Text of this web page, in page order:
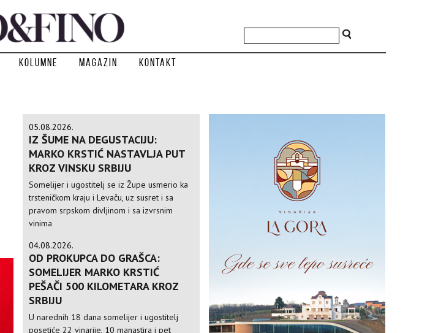
Kolumne Magazin Kontakt
05.08.2026.
IZ ŠUME NA DEGUSTACIJU:
MARKO KRSTIĆ NASTAVLJA PUT
KROZ VINSKU SRBIJU
Somelijer i ugostitelj se iz Župe usmerio ka
trsteničkom kraju i Levaču, uz susret i sa
pravom srpskom divljinom i sa izvrsnim
vinima
04.08.2026.
OD PROKUPCA DO GRAŠCA:
SOMELIJER MARKO KRSTIĆ
PEŠAČI 500 KILOMETARA KROZ
SRBIJU
U narednih 18 dana somelijer i ugostitelj
posetiće 22 vinarije, 10 manastira i pet